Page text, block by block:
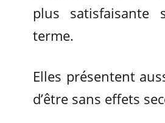
plus satisfaisante
terme.
Elles présentent
d’être sans effets